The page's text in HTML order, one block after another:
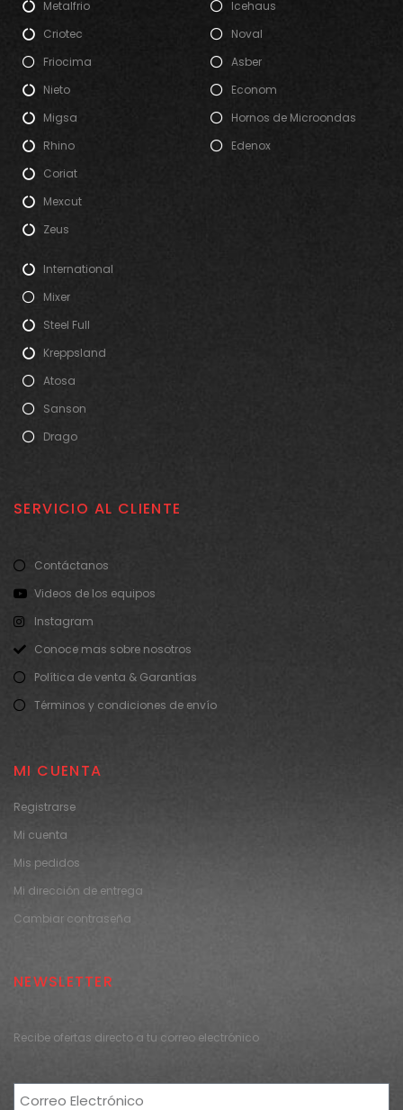
Metalfrio
Criotec
Friocima
Nieto
Migsa
Rhino
Coriat
Mexcut
Zeus
Icehaus
Noval
Asber
Econom
Hornos de Microondas
Edenox
International
Mixer
Steel Full
Kreppsland
Atosa
Sanson
Drago
SERVICIO AL CLIENTE
Contáctanos
Videos de los equipos
Instagram
Conoce mas sobre nosotros
Política de venta & Garantías
Términos y condiciones de envío
MI CUENTA
Registrarse
Mi cuenta
Mis pedidos
Mi dirección de entrega
Cambiar contraseña
NEWSLETTER
Recibe ofertas directo a tu correo electrónico